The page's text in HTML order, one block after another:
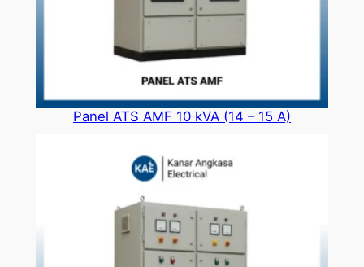
Panel ATS AMF 10 kVA (14 – 15 A)